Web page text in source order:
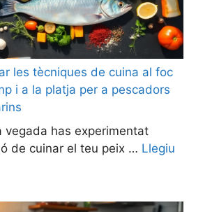
les tècniques de cuina al foc
i a la platja per a pescadors
vegada has experimentat
de cuinar el teu peix … Llegiu